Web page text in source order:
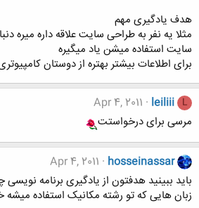
هدف یادگیری مهم
مثلا یه نفر به طراحی سایت علاقه داره میره
سایت استفاده میشن یاد میگیره
برای اطلاعات بیشتر بهتره از دوستان
L
leiliii
Apr 4, 2011
مرسی‌ برای درخواستت
hosseinassar
Apr 4, 2011
باید ببینید هدفتون از یادگیری برنامه نویسی
زبان هایی که تو رشته مکانیک استفاده